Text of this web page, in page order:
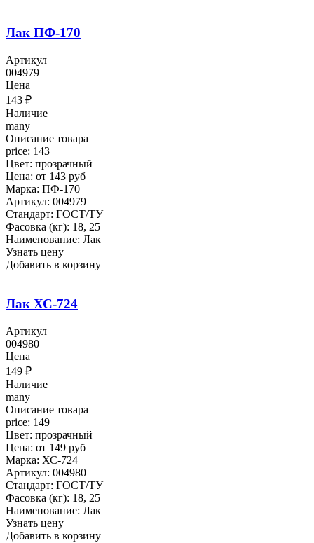
Лак ПФ-170
Артикул
004979
Цена
143 ₽
Наличие
many
Описание товара
price: 143
Цвет: прозрачный
Цена: от 143 руб
Марка: ПФ-170
Артикул: 004979
Стандарт: ГОСТ/ТУ
Фасовка (кг): 18, 25
Наименование: Лак
Узнать цену
Добавить в корзину
Лак ХС-724
Артикул
004980
Цена
149 ₽
Наличие
many
Описание товара
price: 149
Цвет: прозрачный
Цена: от 149 руб
Марка: ХС-724
Артикул: 004980
Стандарт: ГОСТ/ТУ
Фасовка (кг): 18, 25
Наименование: Лак
Узнать цену
Добавить в корзину